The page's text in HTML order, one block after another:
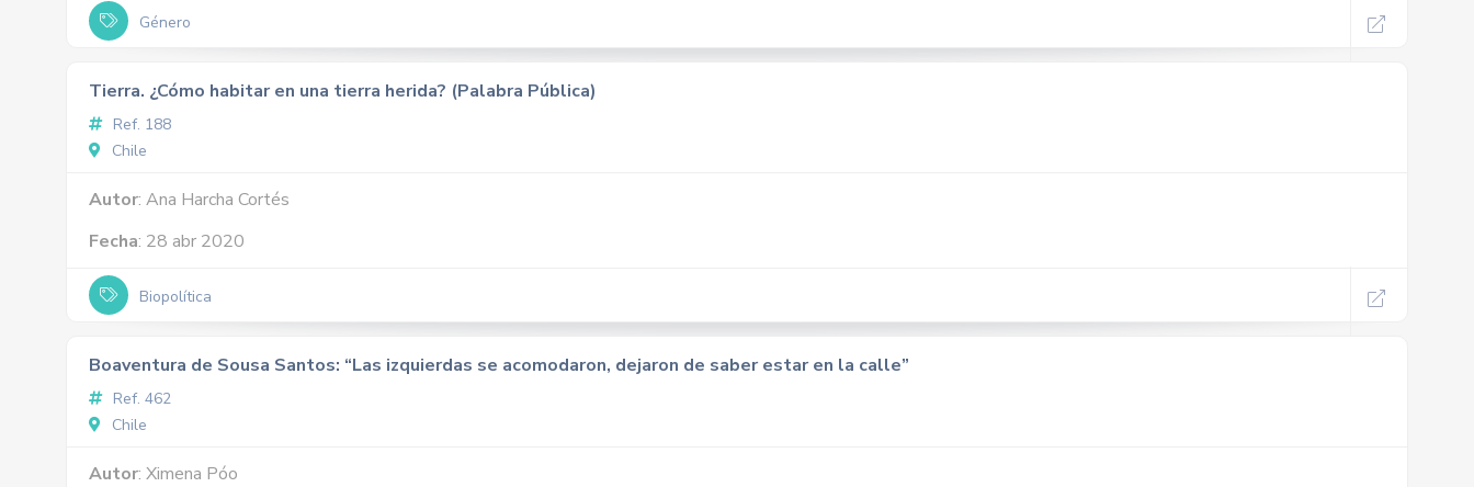
Género
Tierra. ¿Cómo habitar en una tierra herida? (Palabra Pública)
Ref. 188
Chile
Autor: Ana Harcha Cortés
Fecha: 28 abr 2020
Biopolítica
Boaventura de Sousa Santos: “Las izquierdas se acomodaron, dejaron de saber estar en la calle”
Ref. 462
Chile
Autor: Ximena Póo